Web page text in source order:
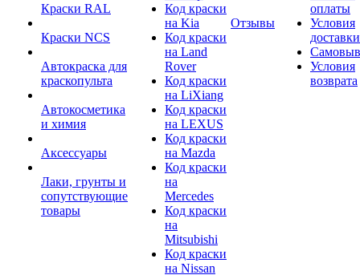
Краски RAL
Краски NCS
Автокраска для
краскопульта
Автокосметика
и химия
Аксессуары
Лаки, грунты и
сопутствующие
товары
Код краски
на Kia
Код краски
на Land
Rover
Код краски
на LiXiang
Код краски
на LEXUS
Код краски
на Mazda
Код краски
на
Mercedes
Код краски
на
Mitsubishi
Код краски
на Nissan
Отзывы
оплаты
Условия
доставки
Условия
возврата